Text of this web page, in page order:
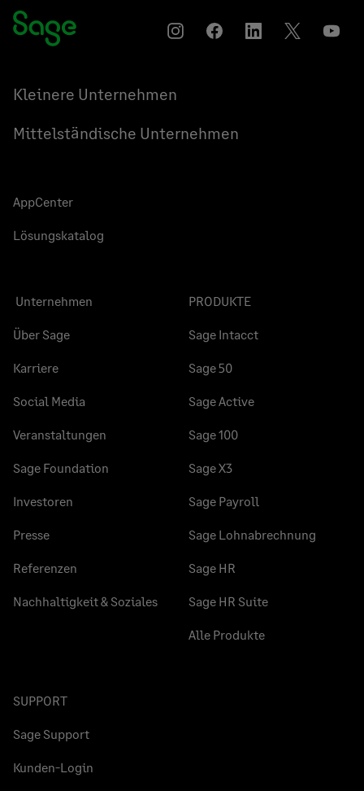
Instagram
Auf
Auf
Auf
Kleinere Unternehmen
Mittelständische Unternehmen
AppCenter
Lösungskatalog
Unternehmen
Über Sage
Karriere
Social Media
Veranstaltungen
Sage Foundation
Investoren
Presse
Referenzen
Nachhaltigkeit & Soziales
PRODUKTE
Sage Intacct
Sage 50
Sage Active
Sage 100
Sage X3
Sage Payroll
Sage Lohnabrechnung
Sage HR
Sage HR Suite
Alle Produkte
SUPPORT
Sage Support
Kunden-Login